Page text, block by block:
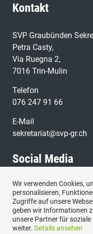
Kontakt
SVP Graubünden
Petra Casty,
Via Ruegna 2,
7016 Trin-Mulin
Telefon
076 247 91 66
E-Mail
sekretariat@svp-gr.ch
Social Media
Besuchen Sie uns bei:
Wir verwenden Cookies,
personalisieren,
Zugriffe auf unsere
geben wir Informationen
unsere Partner für
weiter. Details ansehen